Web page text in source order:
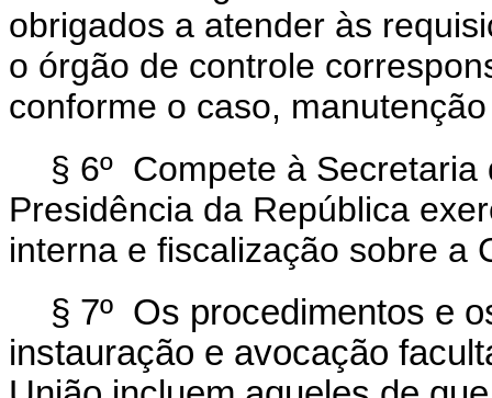
obrigados a atender às
o órgão de controle
conforme o caso,
§ 6º Compete à
Presidência da República
interna e fiscalização sobre a
§ 7º Os procedimentos e
instauração e avocação